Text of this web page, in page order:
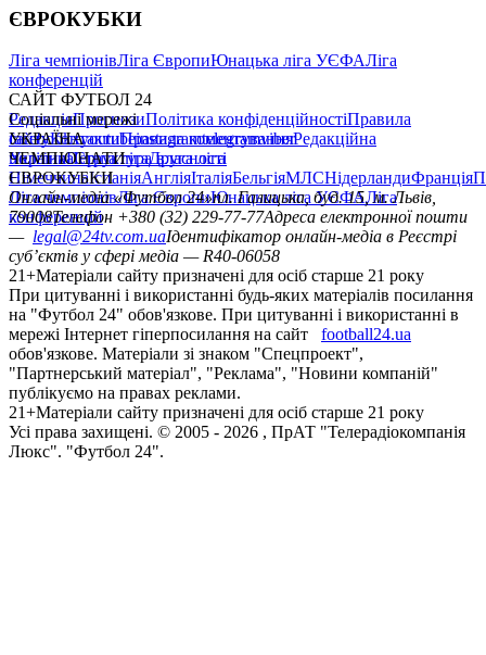
ЄВРОКУБКИ
Ліга чемпіонівЛіга ЄвропиЮнацька ліга УЄФАЛіга
конференцій
САЙТ ФУТБОЛ 24
РедакціяПрогнозиПолітика конфіденційностіПравила
сайтуКонтактиПравила коментуванняРедакційна
політикаСтруктура власності
Соціальні мережі
facebookxyoutubeinstagramtelegramviber
УКРАЇНА
УкраїнаПерша лігаДруга ліга
ЧЕМПІОНАТИ
НімеччинаІспаніяАнгліяІталіяБельгіяМЛСНідерландиФранція
ЄВРОКУБКИ
Ліга чемпіонівЛіга ЄвропиЮнацька ліга УЄФАЛіга
конференцій
Онлайн-медіа «Футбол 24»пл. Галицька, буд. 15, м. Львів,
79008Телефон +380 (32) 229-77-77Адреса електронної пошти
— legal@24tv.com.uaІдентифікатор онлайн-медіа в Реєстрі
суб’єктів у сфері медіа — R40-06058
21+Матеріали сайту призначені для осіб старше 21 року
При цитуванні і використанні будь-яких матеріалів посилання
на "Футбол 24" обов'язкове. При цитуванні і використанні в
мережі Інтернет гіперпосилання на сайт
football24.ua
обов'язкове. Матеріали зі знаком "Спецпроект",
"Партнерський матеріал", "Реклама", "Новини компаній"
публікуємо на правах реклами.
21+Матеріали сайту призначені для осіб старше 21 року
Усi права захищенi. © 2005 - 2026 , ПрАТ "Телерадіокомпанія
Люкс". "Футбол 24".